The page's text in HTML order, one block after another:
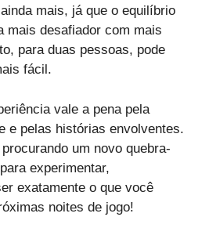
mais, já que o equilíbrio
mais desafiador com mais
para duas pessoas, pode
fácil.
vale a pena pela
e pelas histórias envolventes.
um novo quebra-
experimentar,
exatamente o que você
noites de jogo!